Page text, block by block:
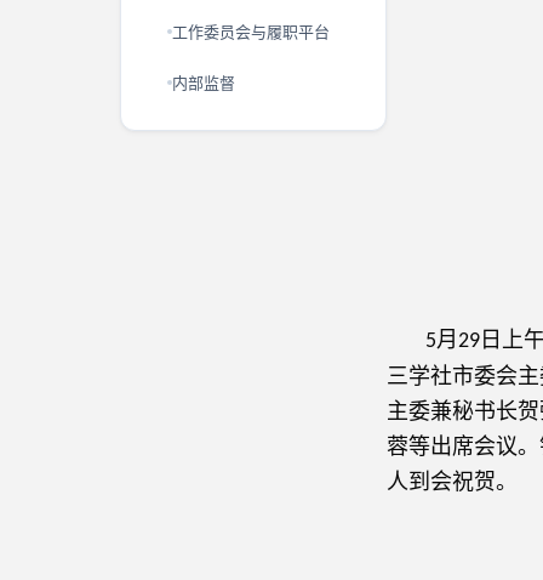
工作委员会与履职平台
内部监督
5月 29 日上
三学社市委会
主委兼秘书长
蓉等出席会议
人到会祝贺。